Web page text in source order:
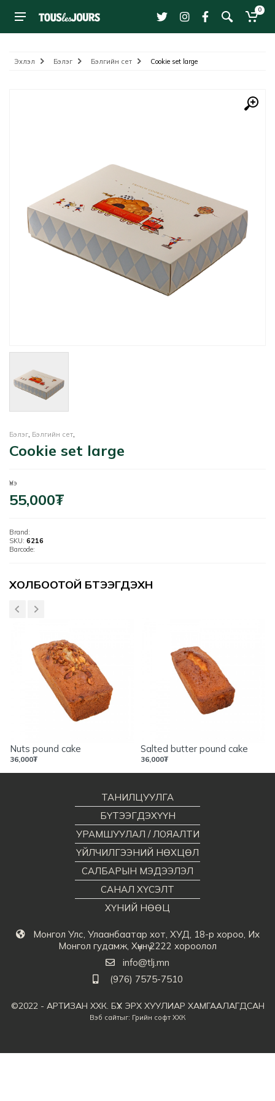
0
Эхлэл Бэлэг Бэлгийн сет Cookie set large
Бэлэг, Бэлгийн сет,
Cookie set large
Үнэ
55,000₮
Brand:
SKU: 6216
Barcode:
Үзүүлэлтүүд
ХОЛБООТОЙ БҮТЭЭГДЭХҮҮН
Nuts pound cake
36,000₮
Salted butter pound cake
36,000₮
Монгол Улс, Улаанбаатар хот, ХУД, 18-р хороо, Их
Монгол гудамж, Хүннү 2222 хороолол
info@tlj.mn
(976) 7575-7510
ТАНИЛЦУУЛГА
БҮТЭЭГДЭХҮҮН
УРАМШУУЛАЛ / ЛОЯАЛТИ
ҮЙЛЧИЛГЭЭНИЙ НӨХЦӨЛ
САЛБАРЫН МЭДЭЭЛЭЛ
САНАЛ ХҮСЭЛТ
ХҮНИЙ НӨӨЦ
©2022 - АРТИЗАН ХХК. БҮХ ЭРХ ХУУЛИАР ХАМГААЛАГДСАН
Вэб сайтыг: Грийн софт ХХК